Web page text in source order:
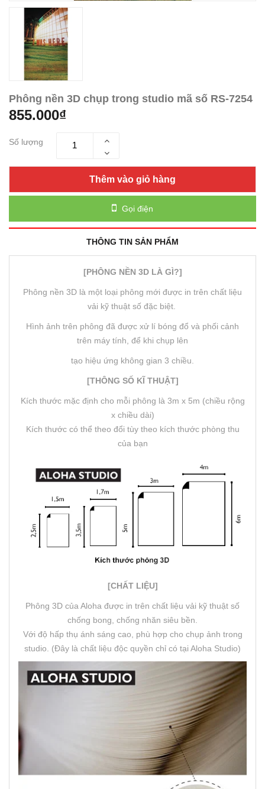
Phông nền 3D chụp trong studio mã số RS-7254
855.000₫
Số lượng
Thêm vào giỏ hàng
Gọi điện
THÔNG TIN SẢN PHẨM
[PHÔNG NỀN 3D LÀ GÌ?]
Phông nền 3D là một loại phông mới được in trên chất liệu
vải kỹ thuật số đặc biệt.
Hình ảnh trên phông đã được xử lí bóng đổ và phối cảnh
trên máy tính, để khi chụp lên
tạo hiệu ứng không gian 3 chiều.
[THÔNG SỐ KĨ THUẬT]
Kích thước mặc định cho mỗi phông là 3m x 5m (chiều rộng
x chiều dài)
Kích thước có thể theo đổi tùy theo kích thước phòng thu
của bạn
[CHẤT LIỆU]
Phông 3D của Aloha được in trên chất liệu vải kỹ thuật số
chống bong, chống nhăn siêu bền.
Với độ hấp thụ ánh sáng cao, phù hợp cho chụp ảnh trong
studio. (Đây là chất liệu độc quyền chỉ có tại Aloha Studio)